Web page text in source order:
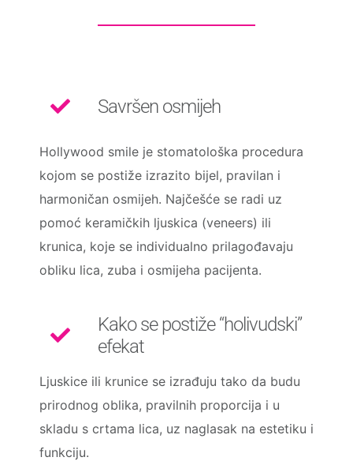
Savršen osmijeh
Hollywood smile je stomatološka procedura
kojom se postiže izrazito bijel, pravilan i
harmoničan osmijeh. Najčešće se radi uz
pomoć keramičkih ljuskica (veneers) ili
krunica, koje se individualno prilagođavaju
obliku lica, zuba i osmijeha pacijenta.
Kako se postiže “holivudski”
efekat
Ljuskice ili krunice se izrađuju tako da budu
prirodnog oblika, pravilnih proporcija i u
skladu s crtama lica, uz naglasak na estetiku i
funkciju.